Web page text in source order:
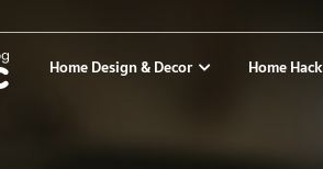
Home Design & Decor Home Hack